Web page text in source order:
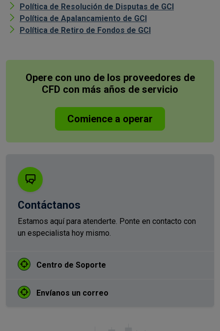
Política de Resolución de Disputas de GCI
Política de Apalancamiento de GCI
Política de Retiro de Fondos de GCI
Opere con uno de los proveedores de
CFD con más años de servicio
Comience a operar
Contáctanos
Estamos aquí para atenderte. Ponte en contacto con
un especialista hoy mismo.
Centro de Soporte
Envíanos un correo